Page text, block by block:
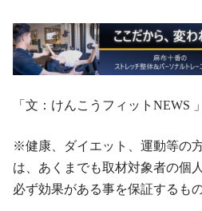
「文：けんこうフィットNEWS 」
※健康、ダイエット、運動等の
は、あくまでも取材対象者の個
必ず効果がある事を保証するも